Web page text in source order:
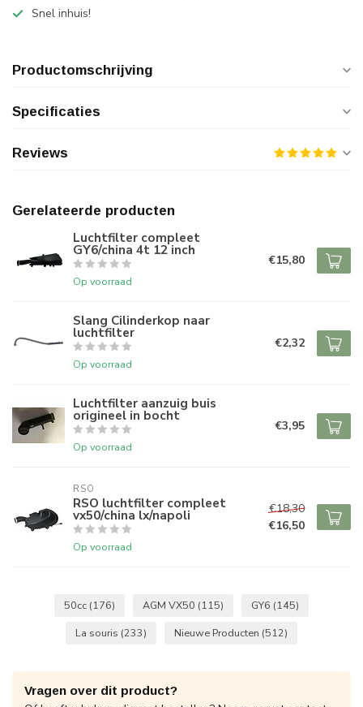
Snel inhuis!
Productomschrijving
Specificaties
Reviews
Gerelateerde producten
Luchtfilter compleet
GY6/china 4t 12 inch
Op voorraad
€15,80
Slang Cilinderkop naar
luchtfilter
Op voorraad
€2,32
Luchtfilter aanzuig buis
origineel in bocht
Op voorraad
€3,95
RSO
RSO luchtfilter compleet
vx50/china lx/napoli
Op voorraad
€18,30
€16,50
50cc (176) AGM VX50 (115) GY6 (145)
La souris (233) Nieuwe Producten (512)
Vragen over dit product?